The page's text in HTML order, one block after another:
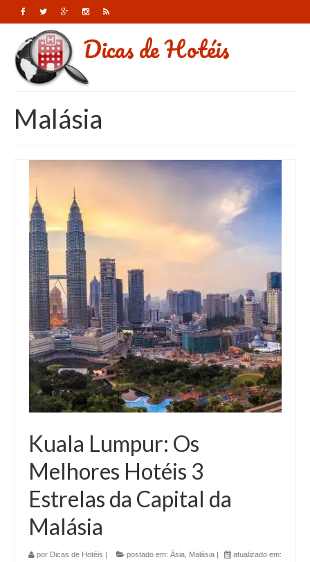
Dicas de Hotéis
Malásia
Kuala Lumpur: Os
Melhores Hotéis 3
Estrelas da Capital da
Malásia
por Dicas de Hotéis | postado em: Ásia Malásia |
atualizado em: